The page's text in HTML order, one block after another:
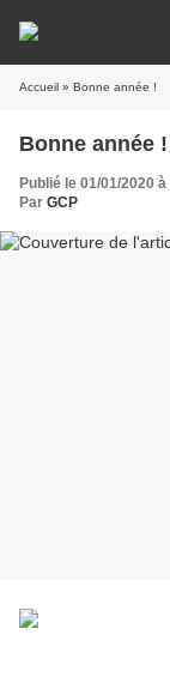
Accueil » Bonne année !
Bonne année !
Publié le 01/01/2020
Par GCP